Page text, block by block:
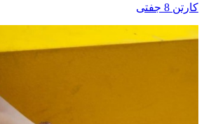
کارتن 8 جفتی